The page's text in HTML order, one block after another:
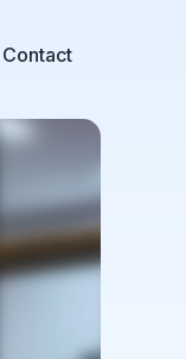
Contact